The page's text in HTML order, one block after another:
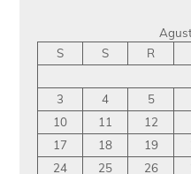
S
S R
3
4 5
10
11 12
17
18 19
24
25 26